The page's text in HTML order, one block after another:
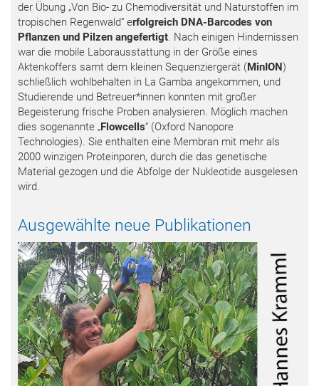
der Übung „Von Bio- zu Chemodiversität und Naturstoffen im
tropischen Regenwald“ erfolgreich DNA-Barcodes von
Pflanzen und Pilzen angefertigt. Nach einigen Hindernissen
war die mobile Laborausstattung in der Größe eines
Aktenkoffers samt dem kleinen Sequenziergerät ( MinION )
schließlich wohlbehalten in La Gamba angekommen, und
Studierende und Betreuer*innen konnten mit großer
Begeisterung frische Proben analysieren. Möglich machen
dies sogenannte „Flowcells“ (Oxford Nanopore
Technologies). Sie enthalten eine Membran mit mehr als
2000 winzigen Proteinporen, durch die das genetische
Material gezogen und die Abfolge der Nukleotide ausgelesen
wird.
Ausgewählte neue Publikationen